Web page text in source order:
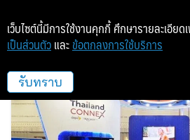
ไทยแลนด์คอนเน็กซ์
เว็บไซต์นี้มีการใช้งานคุกกี้ ศึกษารายละเอียด
เป็นส่วนตัว และ ข้อตกลงการใช้บริการ
รับทราบ